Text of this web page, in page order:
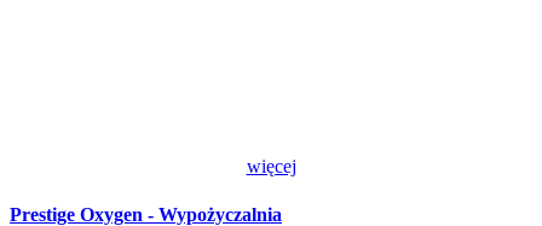
więcej
Prestige Oxygen - Wypożyczalnia